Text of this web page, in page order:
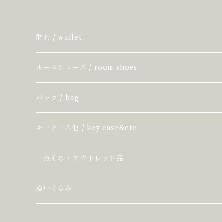
財布 / wallet
ルームシューズ / room shoes
バッグ / bag
キーケース他 / key case&etc
一点もの・アウトレット品
ぬいぐるみ